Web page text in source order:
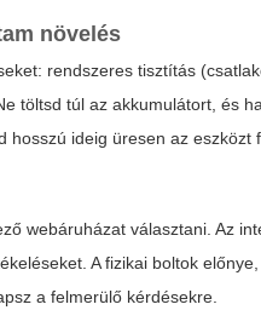
növelés
rendszeres tisztítás
töltsd túl az akkumulátort, és
ideig üresen az eszközt
webáruházat választani. Az
A fizikai boltok
a felmerülő kérdésekre.